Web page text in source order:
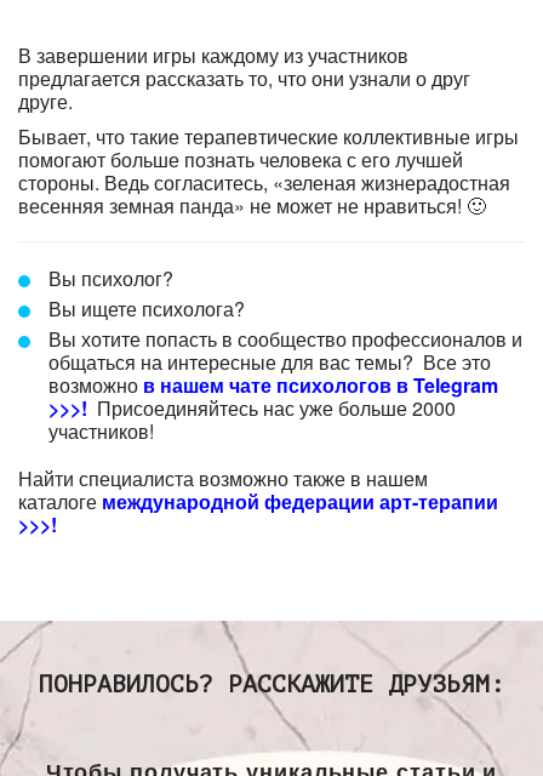
В завершении игры каждому из участников
предлагается рассказать то, что они узнали о друг
друге.
Бывает, что такие терапевтические коллективные игры
помогают больше познать человека с его лучшей
стороны. Ведь согласитесь, «зеленая жизнерадостная
весенняя земная панда» не может не нравиться! 🙂
Вы психолог?
Вы ищете психолога?
Вы хотите попасть в сообщество профессионалов и
общаться на интересные для вас темы? Все это
возможно в нашем чате психологов в Telegram
>>>! Присоединяйтесь нас уже больше 2000
участников!
Найти специалиста возможно также в нашем
каталоге международной федерации арт-терапии
>>>!
ПОНРАВИЛОСЬ? РАССКАЖИТЕ ДРУЗЬЯМ: